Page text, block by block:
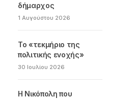
δήμαρχος
1 Αυγούστου 2026
Το «τεκμήριο της
πολιτικής ενοχής»
30 Ιουλίου 2026
Η Νικόπολη που